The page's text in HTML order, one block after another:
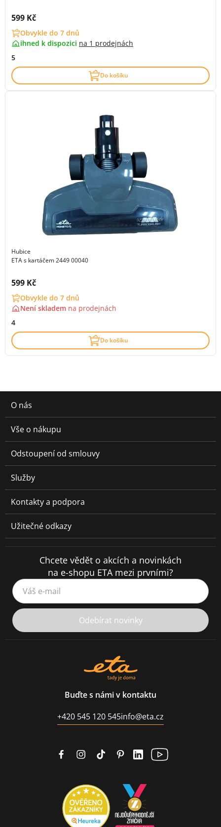
Cena s DPH:
599 Kč
Obvykle do 7 dnů
ihned k dispozici na 1 prodejnách
5
Do košíku
Hubice
ETA s kartáčem 2449 00040
Cena s DPH:
599 Kč
Obvykle do 7 dnů
Není skladem na prodejnách
4
Do košíku
O nás
Vše o nákupu
Odstoupení od smlouvy
Služby
Kontakty a podpora
Užitečné odkazy
Chcete vědět o akcích a novinkách
na e-shopu ETA mezi prvními?
Váš e-mail
Odebírat novinky
Buďte s námi v kontaktu
+420 545 120 545info@eta.cz